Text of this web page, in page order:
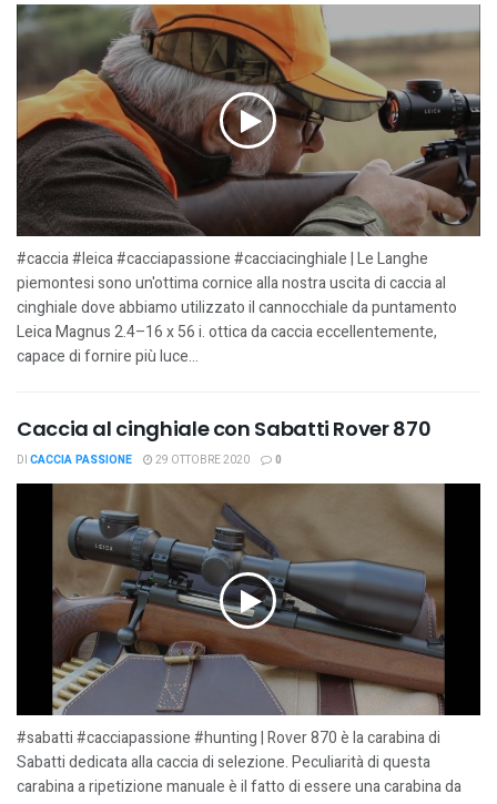
#caccia #leica #cacciapassione #cacciacinghiale | Le Langhe
piemontesi sono un'ottima cornice alla nostra uscita di caccia al
cinghiale dove abbiamo utilizzato il cannocchiale da puntamento
Leica Magnus 2.4–16 x 56 i. ottica da caccia eccellentemente,
capace di fornire più luce...
Caccia al cinghiale con Sabatti Rover 870
DI CACCIA PASSIONE 29 OTTOBRE 2020 0
#sabatti #cacciapassione #hunting | Rover 870 è la carabina di
Sabatti dedicata alla caccia di selezione. Peculiarità di questa
carabina a ripetizione manuale è il fatto di essere una carabina da